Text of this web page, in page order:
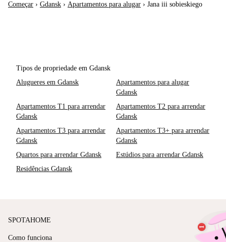
Começar › Gdansk › Apartamentos para alugar › Jana iii sobieskiego
Tipos de propriedade em Gdansk
Alugueres em Gdansk
Apartamentos para alugar
Gdansk
Apartamentos T1 para arrendar
Gdansk
Apartamentos T2 para arrendar
Gdansk
Apartamentos T3 para arrendar
Gdansk
Apartamentos T3+ para arrendar
Gdansk
Quartos para arrendar Gdansk
Estúdios para arrendar Gdansk
Residências Gdansk
SPOTAHOME
Como funciona